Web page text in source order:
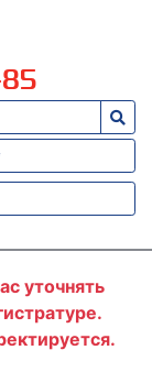
уточнять